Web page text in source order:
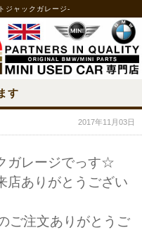
ジャックガレージ-
す
2017年11月03日
ガレージでっす☆
店ありがとうござい
ご注文ありがとうご